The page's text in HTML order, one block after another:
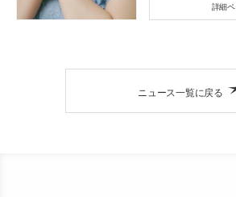
詳細
ニュース一覧に戻る